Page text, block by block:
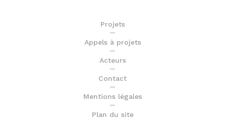
Projets
Appels à projets
Acteurs
Contact
Mentions légales
Plan du site